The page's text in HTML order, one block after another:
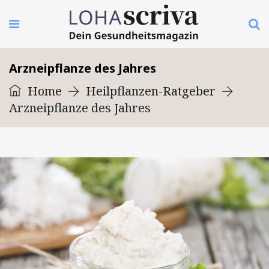
Arzneipflanze des Jahres
Home
Heilpflanzen-Ratgeber
Arzneipflanze des Jahres